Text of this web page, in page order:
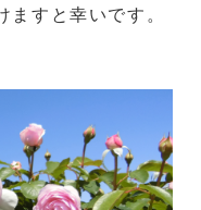
ますと幸いです。